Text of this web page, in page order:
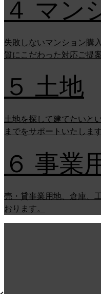
４ マン
失敗しないマンション購
質にこだわった対応ご提
５ 土地
土地を探して建てたいと
までをサポートいたします
６ 事業
売・貸事業用地、倉庫、
おります。